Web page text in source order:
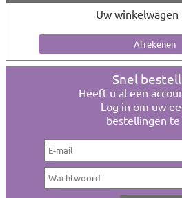
Uw winkelwagen
Snel
Heeft u al een
Log in om uw
bestellingen te